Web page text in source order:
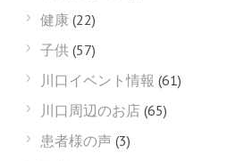
健康 (22)
子供 (57)
川口イベント情報 (61)
川口周辺のお店 (65)
患者様の声 (3)